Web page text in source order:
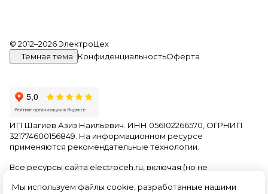
Мы используем файлы cookie, разработанные нашими
© 2012–2026 ЭлектроЦех
Темная тема
КонфиденциальностьОферта
ИП Шагиев Азиз Наильевич. ИНН 056102266570, ОГРНИП
321774600156849. На информационном ресурсе
применяются рекомендательные технологии
Все ресурсы сайта electroceh.ru, включая (но не
и видео информацию, структуру, дизайн и оформление